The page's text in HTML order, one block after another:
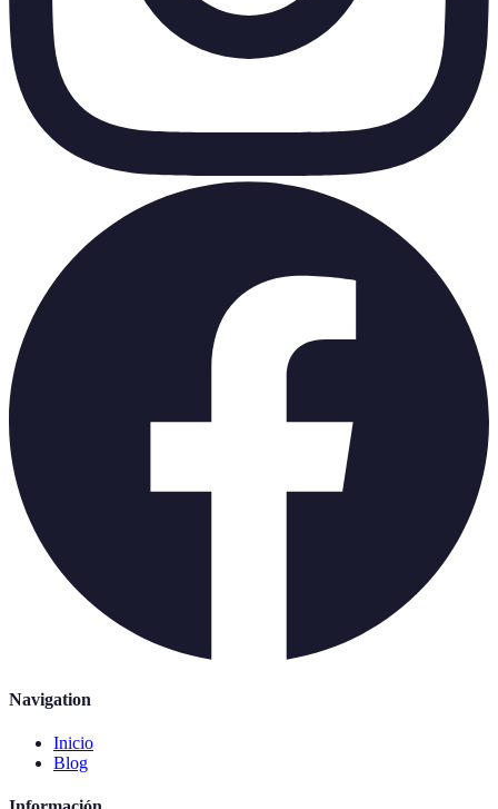
Navigation
Inicio
Blog